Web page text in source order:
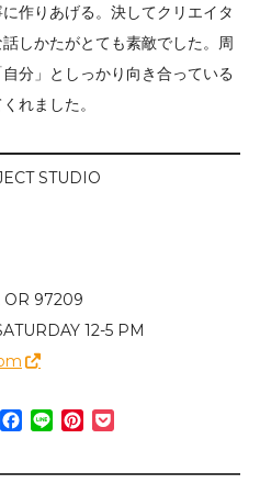
作りあげる。決してクリエイタ
しかたがとても素敵でした。周
分」としっかり向き合っている
れました。
OR 97209
12-5 PM
Facebook
Line Pinterest